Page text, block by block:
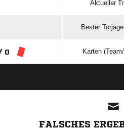
Aktueller
Bester
0 Karten
FALSCHES